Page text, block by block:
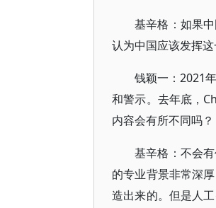
基辛格：如果
认为中国应该发挥
钱颖一：2021
和警示。去年底，
内容会有所不同吗？
基辛格：不会
的专业背景非常深
造出来的。但是人